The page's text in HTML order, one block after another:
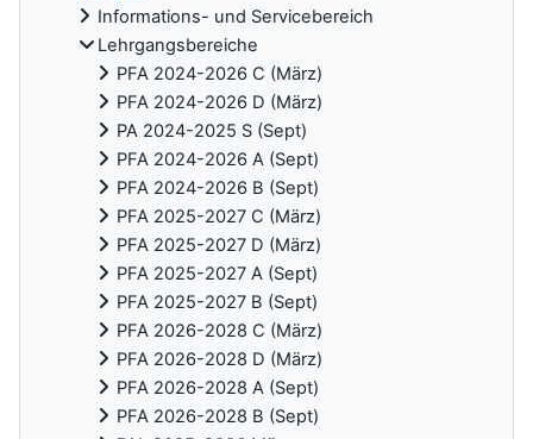
Informations- und Servicebereich
Lehrgangsbereiche
PFA 2024-2026 C (März)
PFA 2024-2026 D (März)
PA 2024-2025 S (Sept)
PFA 2024-2026 A (Sept)
PFA 2024-2026 B (Sept)
PFA 2025-2027 C (März)
PFA 2025-2027 D (März)
PFA 2025-2027 A (Sept)
PFA 2025-2027 B (Sept)
PFA 2026-2028 C (März)
PFA 2026-2028 D (März)
PFA 2026-2028 A (Sept)
PFA 2026-2028 B (Sept)